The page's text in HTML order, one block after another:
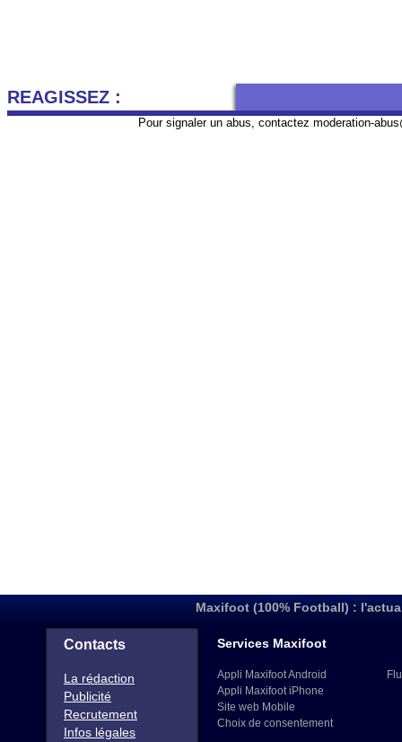
REAGISSEZ :
Pour signaler un abus, contactez moderation-
Maxifoot (100% Football) :
Contacts
La rédaction
Publicité
Recrutement
Infos légales
Services Maxifoot
Appli Maxifoot Android
Appli Maxifoot iPhone
Site web Mobile
Choix de consentement